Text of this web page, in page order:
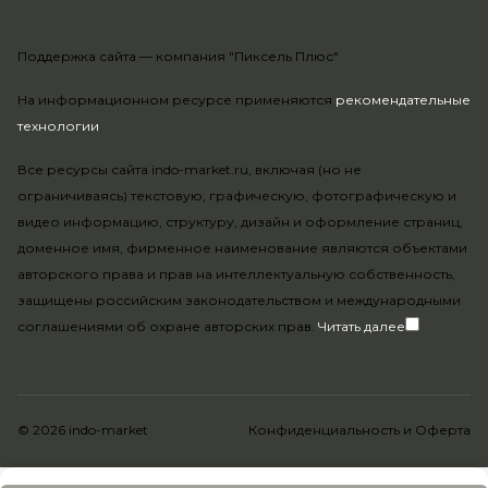
На информационном ресурсе применяются рекомендательные
технологии.
Все ресурсы сайта indo-market.ru, включая (но не
ограничиваясь) текстовую, графическую, фотографическую и
видео информацию, структуру, дизайн и оформление страниц,
доменное имя, фирменное наименование являются объектами
авторского права и прав на интеллектуальную собственность,
защищены российским законодательством и международными
соглашениями об охране авторских прав. Читать далее
Поддержка сайта — компания "Пиксель Плюс"
© 2026 indo-market Конфиденциальность и Оферта